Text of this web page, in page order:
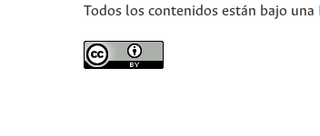
Todos los contenidos están bajo una